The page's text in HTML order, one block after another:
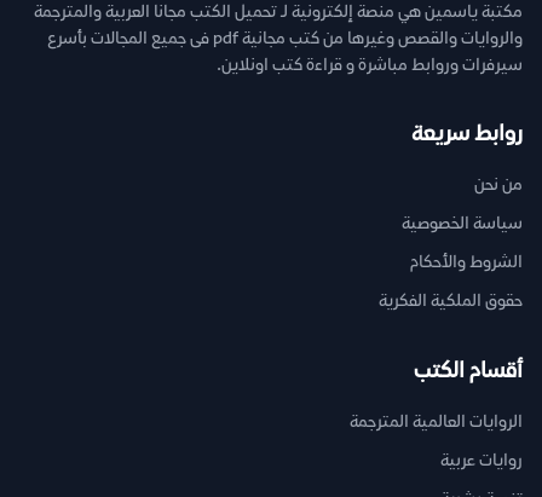
مكتبة ياسمين هي منصة إلكترونية لـ تحميل الكتب مجانا العربية والمترجمة
والروايات والقصص وغيرها من كتب مجانية pdf فى جميع المجالات بأسرع
سيرفرات وروابط مباشرة و قراءة كتب اونلاين.
روابط سريعة
من نحن
سياسة الخصوصية
الشروط والأحكام
حقوق الملكية الفكرية
أقسام الكتب
الروايات العالمية المترجمة
روايات عربية